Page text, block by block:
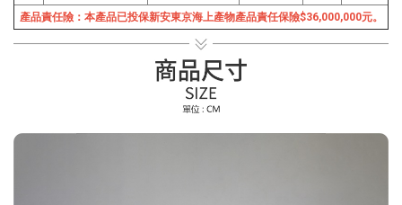
產品責任險：本產品已投保新安東京海上產物產品責任保險$36,000,000元。